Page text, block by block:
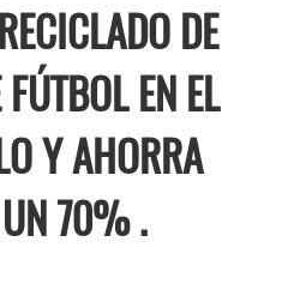
DE
EN EL
Y AHORRA
70% .